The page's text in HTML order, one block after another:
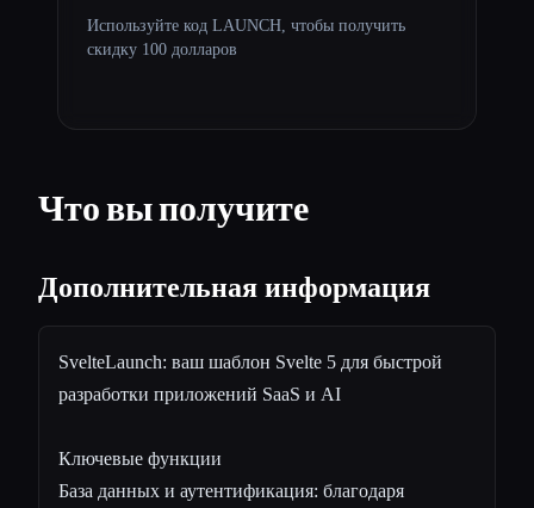
Используйте код LAUNCH, чтобы получить
скидку 100 долларов
Что вы получите
Дополнительная информация
SvelteLaunch: ваш шаблон Svelte 5 для быстрой
разработки приложений SaaS и AI
Ключевые функции
База данных и аутентификация: благодаря